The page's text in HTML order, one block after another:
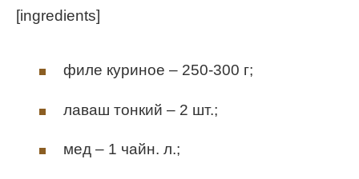
[ingredients]
филе куриное – 250-300 г;
лаваш тонкий – 2 шт.;
мед – 1 чайн. л.;